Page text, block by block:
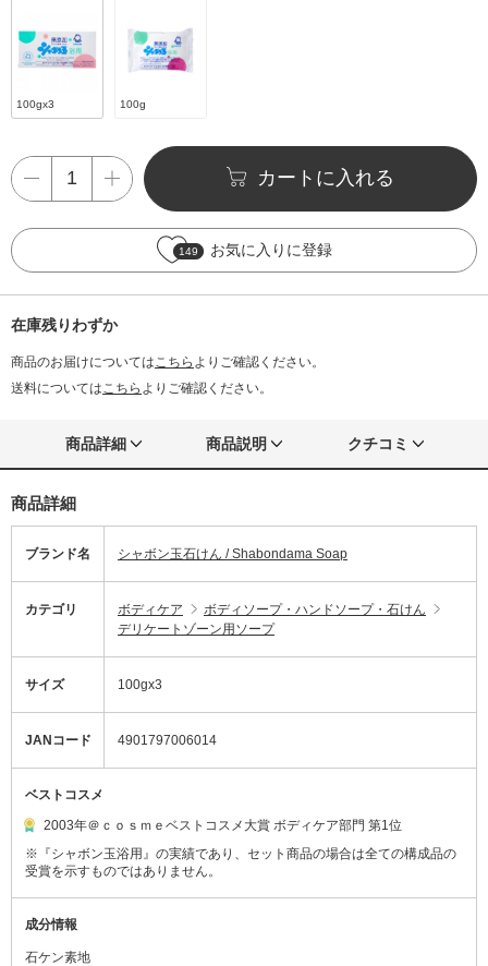
100gx3 100g
カートに入れる
149 お気に入りに登録
在庫残りわずか
商品のお届けについては こちら よりご確認ください。
送料については こちら よりご確認ください。
商品詳細 商品説明 クチコミ
商品詳細
ブランド名 シャボン玉石けん / Shabondama Soap
カテゴリ ボディケア
ボディソープ・ハンドソープ・石けん
デリケートゾーン用ソープ
サイズ 100gx3
JANコード 4901797006014
ベストコスメ
2003年＠ｃｏｓｍｅベストコスメ大賞 ボディケア部門 第1位
※『シャボン玉浴用』の実績であり、セット商品の場合は全ての構成品の
受賞を示すものではありません。
成分情報
石ケン素地